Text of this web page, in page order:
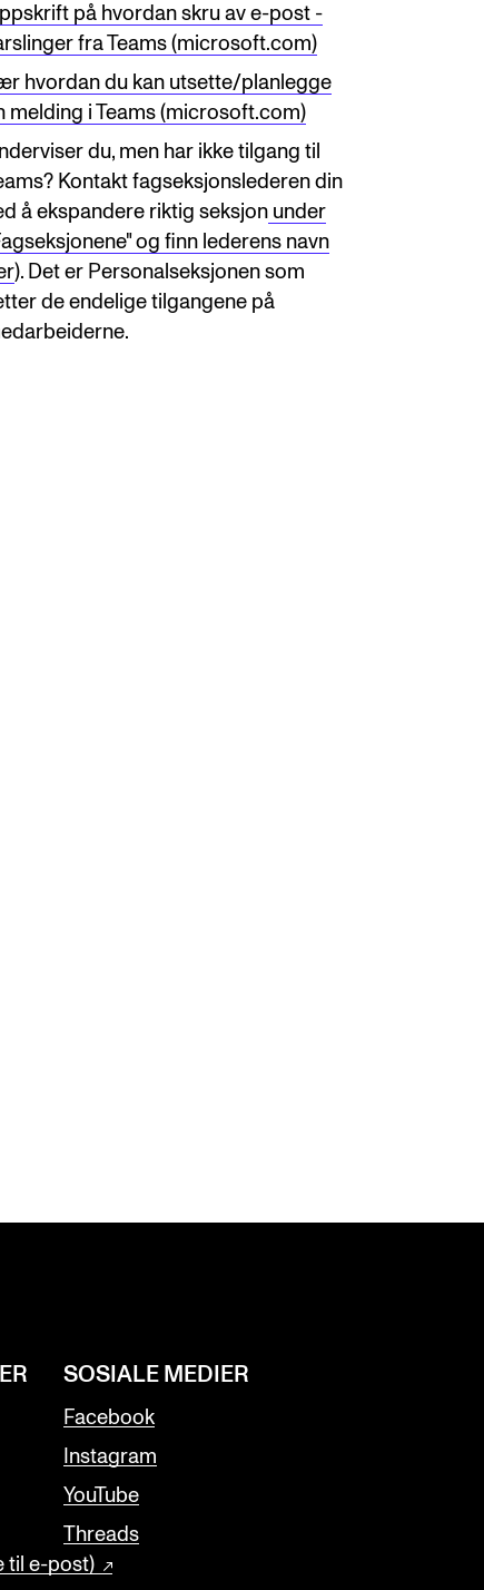
på hvordan skru av e-post -
fra Teams (microsoft.com)
hvordan du kan utsette/planlegge
melding i Teams (microsoft.com)
du, men har ikke tilgang til
Kontakt fagseksjonslederen din
å ekspandere riktig seksjon under
og finn lederens navn
). Det er Personalseksjonen som
de endelige tilgangene på
til e-post)
SOSIALE MEDIER
Facebook
Instagram
YouTube
Threads